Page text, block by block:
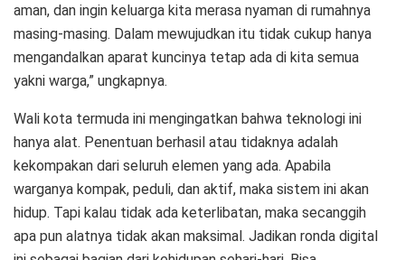
aman, dan ingin keluarga kita merasa nyaman di rumahnya
masing-masing. Dalam mewujudkan itu tidak cukup hanya
mengandalkan aparat kuncinya tetap ada di kita semua
yakni warga,” ungkapnya.
Wali kota termuda ini mengingatkan bahwa teknologi ini
hanya alat. Penentuan berhasil atau tidaknya adalah
kekompakan dari seluruh elemen yang ada. Apabila
warganya kompak, peduli, dan aktif, maka sistem ini akan
hidup. Tapi kalau tidak ada keterlibatan, maka secanggih
apa pun alatnya tidak akan maksimal. Jadikan ronda digital